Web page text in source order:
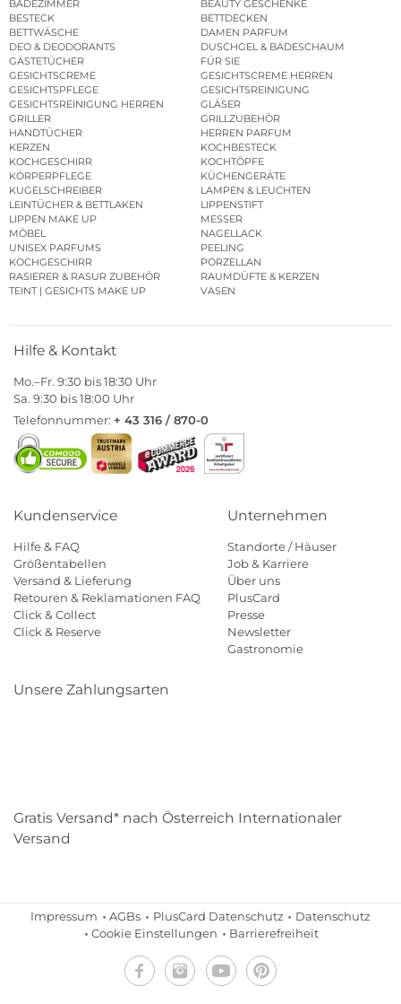
BADEZIMMER
BEAUTY GESCHENKE
BESTECK
BETTDECKEN
BETTWÄSCHE
DAMEN PARFUM
DEO & DEODORANTS
DUSCHGEL & BADESCHAUM
GÄSTETÜCHER
FÜR SIE
GESICHTSCREME
GESICHTSCREME HERREN
GESICHTSPFLEGE
GESICHTSREINIGUNG
GESICHTSREINIGUNG HERREN
GLÄSER
GRILLER
GRILLZUBEHÖR
HANDTÜCHER
HERREN PARFUM
KERZEN
KOCHBESTECK
KOCHGESCHIRR
KOCHTÖPFE
KÖRPERPFLEGE
KÜCHENGERÄTE
KUGELSCHREIBER
LAMPEN & LEUCHTEN
LEINTÜCHER & BETTLAKEN
LIPPENSTIFT
LIPPEN MAKE UP
MESSER
MÖBEL
NAGELLACK
UNISEX PARFUMS
PEELING
KOCHGESCHIRR
PORZELLAN
RASIERER & RASUR ZUBEHÖR
RAUMDÜFTE & KERZEN
TEINT | GESICHTS MAKE UP
VASEN
Hilfe & Kontakt
Mo.–Fr. 9:30 bis 18:30 Uhr
Sa. 9:30 bis 18:00 Uhr
Telefonnummer: + 43 316 / 870-0
Kundenservice
Hilfe & FAQ
Größentabellen
Versand & Lieferung
Retouren & Reklamationen FAQ
Click & Collect
Click & Reserve
Unternehmen
Standorte / Häuser
Job & Karriere
Über uns
PlusCard
Presse
Newsletter
Gastronomie
Unsere Zahlungsarten
Gratis Versand* nach Österreich Internationaler
Versand
Impressum AGBs PlusCard Datenschutz
Datenschutz
Cookie Einstellungen
Barrierefreiheit